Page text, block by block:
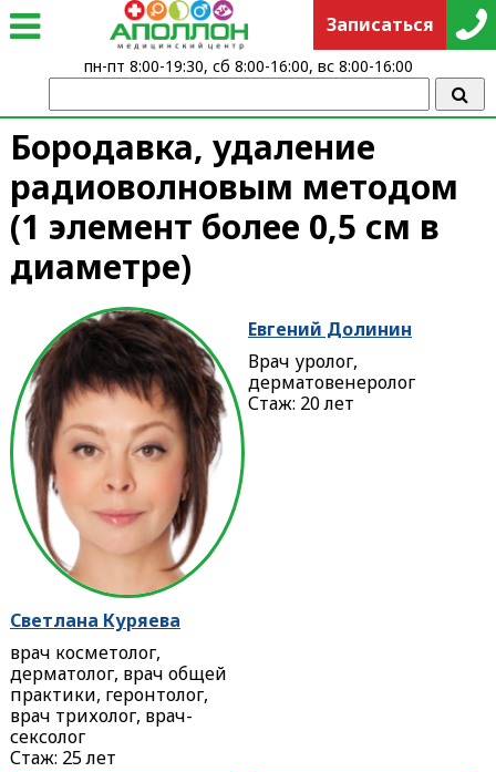
Бородавка, удаление
радиоволновым методом
(1 элемент более 0,5 см в
диаметре)
Светлана Куряева
врач косметолог,
дерматолог, врач общей
практики, геронтолог,
врач трихолог, врач-
сексолог
Стаж: 25 лет
Евгений Долинин
Врач уролог,
дерматовенеролог
Стаж: 20 лет
Записаться
пн-пт 8:00-19:30, сб 8:00-16:00, вс 8:00-16:00